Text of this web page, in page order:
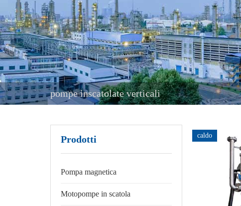
pompe inscatolate verticali
Prodotti
Pompa magnetica
Motopompe in scatola
caldo